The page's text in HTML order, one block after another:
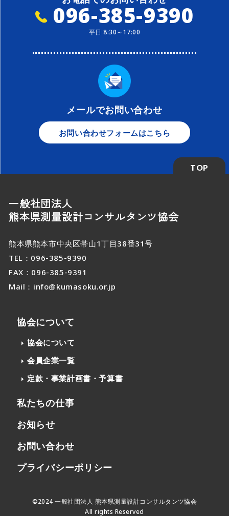
096-385-9390
平日 8:30～17:00
メールでお問い合わせ
お問い合わせフォームはこちら
一般社団法人
熊本県測量設計コンサルタンツ協会
熊本県熊本市中央区帯山1丁目38番31号
TEL： 096-385-9390
FAX：096-385-9391
Mail： info@kumasoku.or.jp
協会について
協会について
会員企業一覧
定款・事業計画書・予算書
私たちの仕事
お知らせ
お問い合わせ
プライバシーポリシー
©︎2024 一般社団法人 熊本県測量設計コンサルタンツ協会
All rights Reserved
TOP